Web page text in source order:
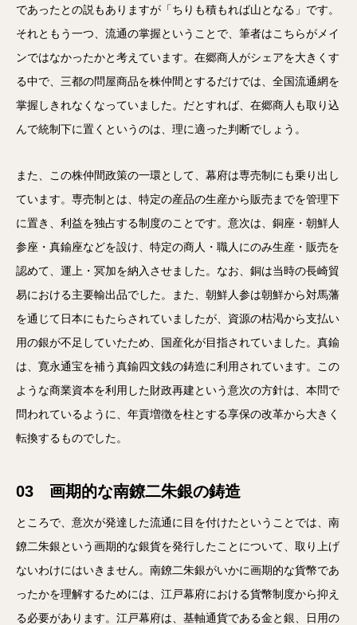
であったとの説もありますが「ちりも積もれば山となる」です。
それともう一つ、流通の掌握ということで、筆者はこちらがメイ
ンではなかったかと考えています。在郷商人がシェアを大きくす
る中で、三都の問屋商品を株仲間とするだけでは、全国流通網を
掌握しきれなくなっていました。だとすれば、在郷商人も取り込
んで統制下に置くというのは、理に適った判断でしょう。
また、この株仲間政策の一環として、幕府は専売制にも乗り出し
ています。専売制とは、特定の産品の生産から販売までを管理下
に置き、利益を独占する制度のことです。意次は、銅座・朝鮮人
参座・真鍮座などを設け、特定の商人・職人にのみ生産・販売を
認めて、運上・冥加を納入させました。なお、銅は当時の長崎貿
易における主要輸出品でした。また、朝鮮人参は朝鮮から対馬藩
を通じて日本にもたらされていましたが、資源の枯渇から支払い
用の銀が不足していたため、国産化が目指されていました。真鍮
は、寛永通宝を補う真鍮四文銭の鋳造に利用されています。この
ような商業資本を利用した財政再建という意次の方針は、本問で
問われているように、年貢増徴を柱とする享保の改革から大きく
転換するものでした。
03 画期的な南鐐二朱銀の鋳造
ところで、意次が発達した流通に目を付けたということでは、南
鐐二朱銀という画期的な銀貨を発行したことについて、取り上げ
ないわけにはいきません。南鐐二朱銀がいかに画期的な貨幣であ
ったかを理解するためには、江戸幕府における貨幣制度から抑え
る必要があります。江戸幕府は、基軸通貨である金と銀、日用の